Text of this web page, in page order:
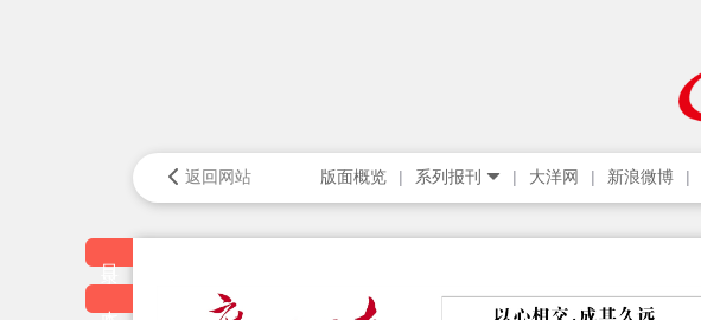
返回网站 版面概览 系列报刊 大洋网 新浪微博